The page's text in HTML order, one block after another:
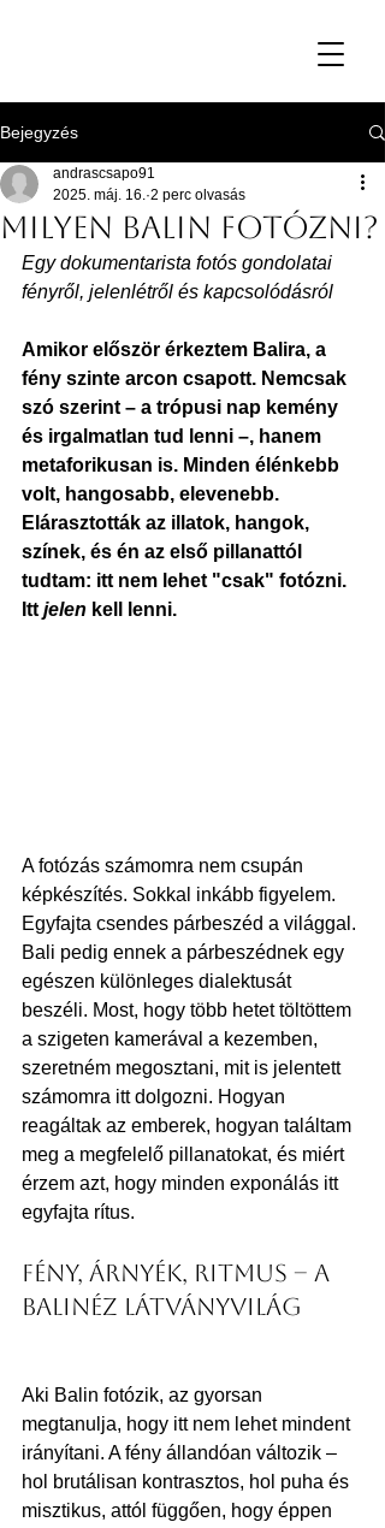
Bejegyzés
Milyen Balin fotózni?
andrascsapo91
2025. máj. 16. 2 perc olvasás
Egy dokumentarista fotós gondolatai
fényről, jelenlétről és kapcsolódásról
Amikor először érkeztem Balira, a
fény szinte arcon csapott. Nemcsak
szó szerint – a trópusi nap kemény
és irgalmatlan tud lenni –, hanem
metaforikusan is. Minden élénkebb
volt, hangosabb, elevenebb.
Elárasztották az illatok, hangok,
színek, és én az első pillanattól
tudtam: itt nem lehet "csak" fotózni.
Itt jelen kell lenni.
A fotózás számomra nem csupán
képkészítés. Sokkal inkább figyelem.
Egyfajta csendes párbeszéd a világgal.
Bali pedig ennek a párbeszédnek egy
egészen különleges dialektusát
beszéli. Most, hogy több hetet töltöttem
a szigeten kamerával a kezemben,
szeretném megosztani, mit is jelentett
számomra itt dolgozni. Hogyan
reagáltak az emberek, hogyan találtam
meg a megfelelő pillanatokat, és miért
érzem azt, hogy minden exponálás itt
egyfajta rítus.
Fény, árnyék, ritmus – a
balinéz látványvilág
Aki Balin fotózik, az gyorsan
megtanulja, hogy itt nem lehet mindent
irányítani. A fény állandóan változik –
hol brutálisan kontrasztos, hol puha és
misztikus, attól függően, hogy éppen